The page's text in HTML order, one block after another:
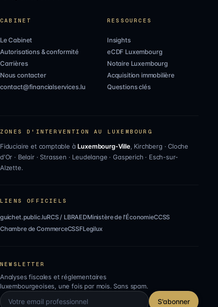
CABINET
Le Cabinet
Autorisations & conformité
Carrières
Nous contacter
contact@financialservices.lu
RESSOURCES
Insights
eCDF Luxembourg
Notaire Luxembourg
Acquisition immobilière
Questions clés
ZONES D'INTERVENTION AU LUXEMBOURG
Fiduciaire et comptable à Luxembourg-Ville, Kirchberg ·Cloche
d'Or · Belair· Strassen · Leudelange ·Gasperich · Esch-sur-
Alzette.
LIENS OFFICIELS
guichet.public.luRCS / LBRAEDMinistère de l'ÉconomieCCSS
Chambre de CommerceCSSFLegilux
NEWSLETTER
Analyses fiscales et réglementaires
luxembourgeoises, une fois par mois. Sans spam.
S'abonner